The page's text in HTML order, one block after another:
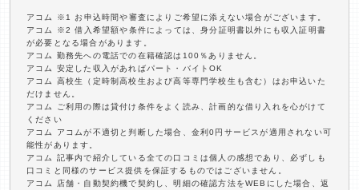
アコム ※1 お申込時間や審査によりご希望に添えない場合がございます。
アコム ※2 借入希望額や条件によっては、身分証明書以外にも収入証明書
が必要となる場合があります。
アコム 勤務先への電話での在籍確認は100％ありません。
アコム 安定した収入があればパート・バイトOK
アコム 高校生（定時制高校生および高等専門学校生も含む）はお申込いた
だけません。
アコム ご利用の際は貸付け条件をよく読み、計画的な借り入れを心がけて
ください
アコム アコムが不適切と判断した場合、金利0円サービスが適用されない可
能性があります。
アコム 記事内で紹介している全ての口コミは個人の感想であり、必ずしも
口コミと同様のサービス提供を保証するものではございません。
アコム 店舗・自動契約機で契約し、明細の確認方法をWEBにした場合、返